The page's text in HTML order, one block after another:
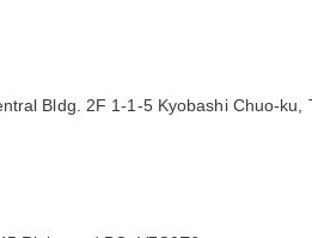
Bldg. 2F 1-1-5 Kyobashi Chuo-ku,